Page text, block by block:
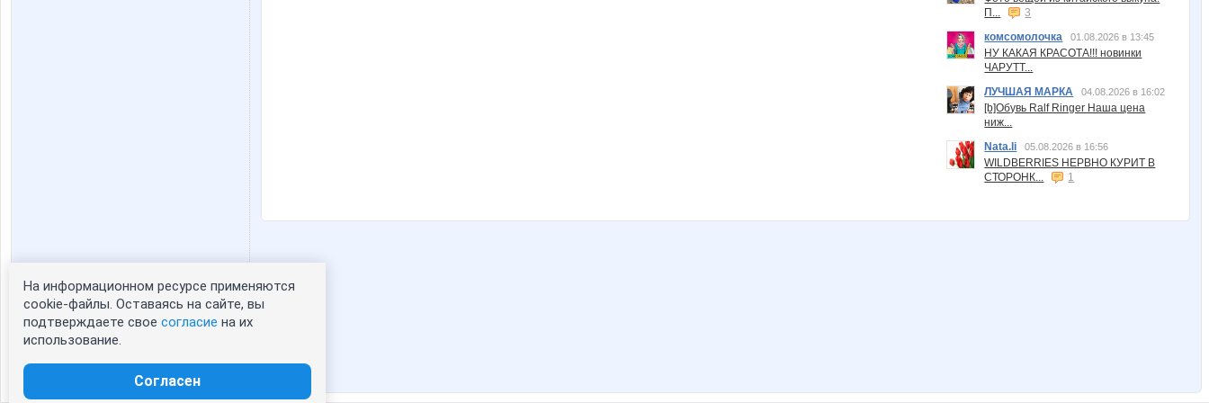
Статистика портрета:
сейчас просматривают портрет - 0
зарегистрированные пользователи
П...
3
комсомолочка
01.08.2026 в 13:45
НУ КАКАЯ КРАСОТА!!! новинки
ЧАРУТТ...
ЛУЧШАЯ МАРКА
04.08.2026 в 16:02
[b]Обувь Ralf Ringer Наша цена
ниж...
Nata.li
05.08.2026 в 16:56
WILDBERRIES НЕРВНО КУРИТ В
СТОРОНК...
1
На информационном ресурсе применяются
cookie-файлы. Оставаясь на сайте, вы
подтверждаете свое согласие на их
использование.
Согласен